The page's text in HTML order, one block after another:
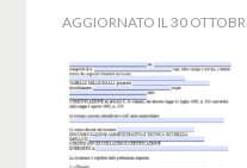
AGGIORNATO IL30